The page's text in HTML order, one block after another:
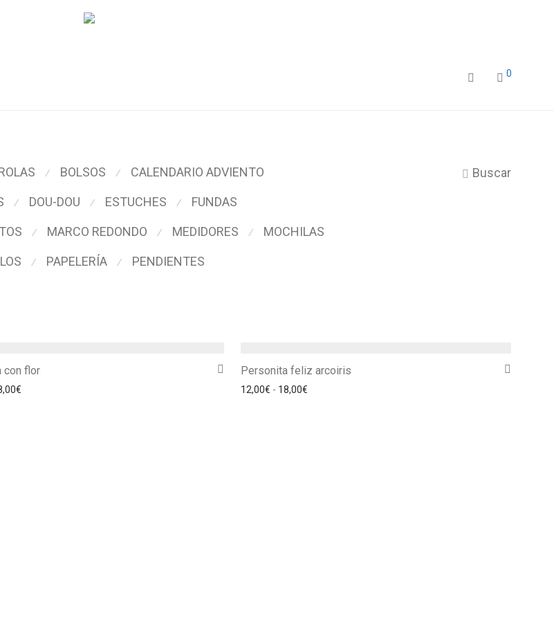
0
Buscar
⁄ BOLSOS ⁄ CALENDARIO ADVIENTO
⁄ DOU-DOU ⁄ ESTUCHES ⁄ FUNDAS
⁄ MARCO REDONDO ⁄ MEDIDORES ⁄ MOCHILAS
⁄ PAPELERÍA ⁄ PENDIENTES
con flor
€Rango de precios: desde 12,00€ hasta 18,00€
Personita feliz arcoiris
12,00€ - 18,00€